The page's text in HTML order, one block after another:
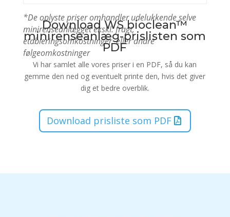
*De oplyste priser omhandler udelukkende selve
minirenseanlægget ekskl. fragt,
etableringsomkostninger, eller andre
følgeomkostninger
Download WS bioclean™
minirenseanlæg-prislisten som
PDF
Vi har samlet alle vores priser i en PDF, så du kan
gemme den ned og eventuelt printe den, hvis det giver
dig et bedre overblik.
Download prisliste som PDF